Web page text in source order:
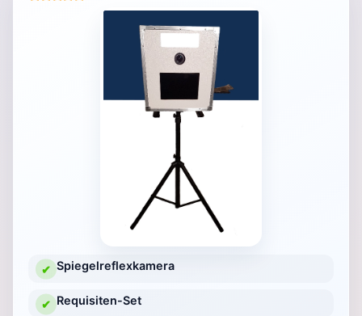
✔ Spiegelreflexkamera
✔ Requisiten-Set